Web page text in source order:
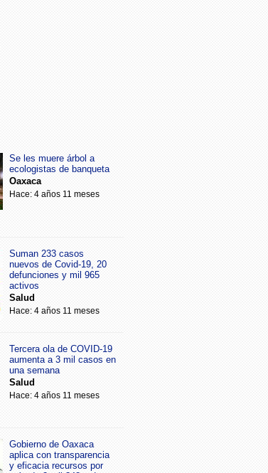
Se les muere árbol a
ecologistas de banqueta
Oaxaca
Hace: 4 años 11 meses
Suman 233 casos
nuevos de Covid-19, 20
defunciones y mil 965
activos
Salud
Hace: 4 años 11 meses
Tercera ola de COVID-19
aumenta a 3 mil casos en
una semana
Salud
Hace: 4 años 11 meses
Gobierno de Oaxaca
aplica con transparencia
y eficacia recursos por